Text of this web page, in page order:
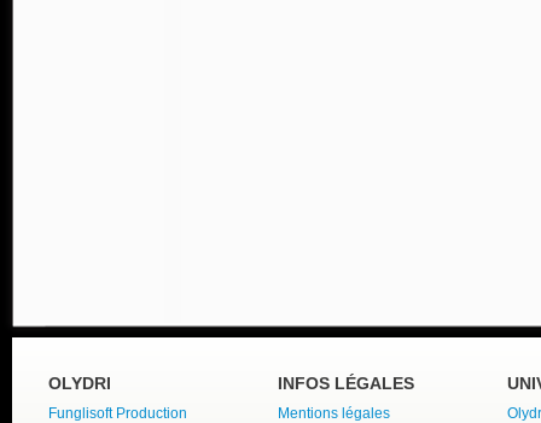
OLYDRI
Funglisoft Production
INFOS LÉGALES
Mentions légales